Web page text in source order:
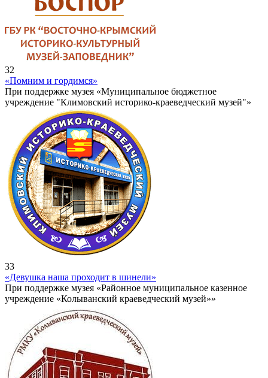
32
«Помним и гордимся»
При поддержке музея «Муниципальное бюджетное
учреждение "Климовский историко-краеведческий музей"»
33
«Девушка наша проходит в шинели»
При поддержке музея «Районное муниципальное казенное
учреждение «Колыванский краеведческий музей»»